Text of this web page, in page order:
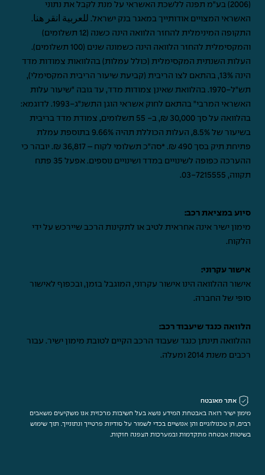
(2006) בע"מ תפנה ללשכת האשראי על מנת לקבל את נתוני
האשראי המצויים אודותייך במאגר בנק ישראל. للعربية انقر هنا.
התקופה המינימלית להחזר הלוואה הינה כשנה (12 תשלומים)
והמקסימלית להחזר הלוואה הינה כשמונה שנים (100 תשלומים).
העלות השנתית המקסימלית (כולל עמלות) בהלוואות צמודות מדד
הינה 13%, בהתאם לצו הריבית (קביעת שיעור הריבית המקסימלי),
תש"ל-1970. בהלוואת שאינן צמודות מדד, עד גובה "שיעור עלות
האשראי המרבי" בהתאם לחוק אשראי הוגן התשנ"ג-1993. לדוגמא:
בהלוואה על סך 30,000 ₪, ב- 55 תשלומים, צמודת מדד בריבית
בשיעור של 8.5%, העלות הכוללת תהיה 9.66% בתוספת עמלת
פתיחת תיק בסך 490 ₪. *סה"כ תשלומי לקוח – 36,817 ₪. יובהר כי
ההערכה כפופה לשינויים במדד ושינויים נוספים. אפעל 35 פתח
תקווה, 03-7215555
.
סיוע במציאת רכב:
מימון ישיר אינה אחראית לטיב או לתקינות הרכב שיירכש על ידי
הלקוח.
אישור עקרוני:
אישור ההלוואה הינו אישור עקרוני, המוגבל בזמן, ובכפוף לאישור
סופי של החברה.
הלוואה כנגד שיעבוד רכב:
ההלוואה תינתן כנגד שעבוד הרכב הקיים לטובת מימון ישיר. עבור
רכבים משנת 2014 ומעלה.
אתר מאובטח
מימון ישיר רואה באבטחת המידע נושא בעל חשיבות מרכזית אנו משקיעים משאבים
רבים, הן טכנולוגיים והן אנושיים בכדי לשמור על סודיות פרטייך ונתונייך. תוך שימוש
בשיטות אבטחה מתקדמות ובמערכות הצפנה חזקות.